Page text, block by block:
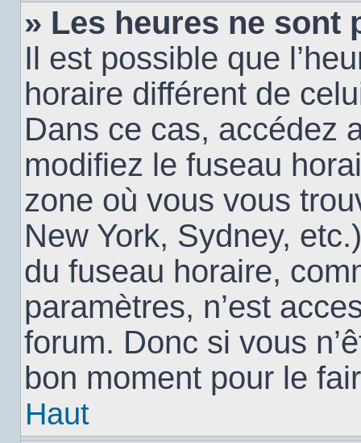
» Les heures ne sont
Il est possible que
horaire différent de
Dans ce cas, accédez
modifiez le fuseau
zone où vous vous
New York, Sydney,
du fuseau horaire,
paramètres, n’est
forum. Donc si vous
bon moment pour le
Haut